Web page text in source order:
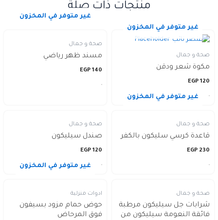
منتجات ذات صلة
غير متوفر في المخزون
صحة و جمال
مكوة شعر ودقن
120
EGP
غير متوفر في المخزون
صحة و جمال
مسند ظهر رياضي
140
EGP
غير متوفر في المخزون
صحة و جمال
قاعدة كرسي سليكون بالكفر
230
EGP
صحة و جمال
صندل سيليكون
120
EGP
صحة و جمال
شرابات جل سيليكون مرطبة
فائقة النعومة سيليكون من
غير متوفر في المخزون
ادوات منزلية
حوض حمام مزود بسيفون
فوق المرحاض